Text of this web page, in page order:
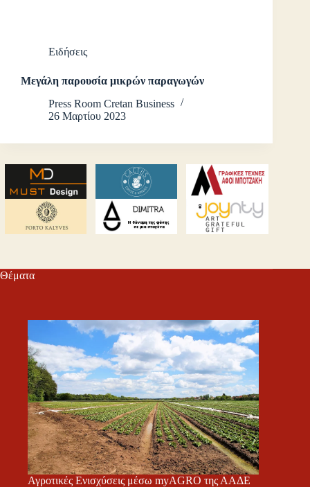
Ειδήσεις
Μεγάλη παρουσία μικρών παραγωγών
Press Room Cretan Business
26 Μαρτίου 2023
Θέματα
Αγροτικές Ενισχύσεις μέσω myAGRO της ΑΑΔΕ